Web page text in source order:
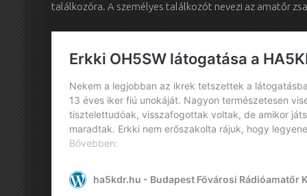
találkozóra. A személyes találkozót nevezi az amatőr